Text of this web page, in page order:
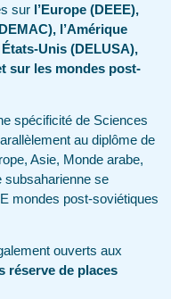
sur l’Europe (DEEE),
l’Amérique
Unis (DELUSA),
sur les mondes post-
spécificité de Sciences
au diplôme de
Asie, Monde arabe,
subsaharienne se
mondes post-soviétiques
ouverts aux
réserve de places